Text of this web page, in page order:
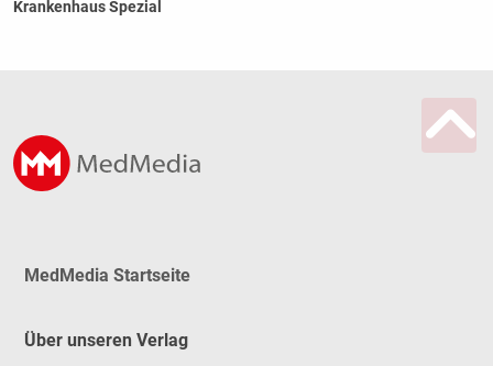
Krankenhaus Spezial
MedMedia Startseite
Über unseren Verlag